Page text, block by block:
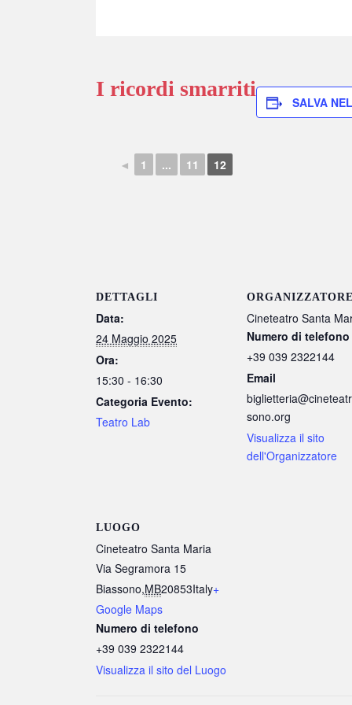
I ricordi smarriti
◄ 1 ... 11 12
SALVA
DETTAGLI
Data:
24 Maggio 2025
Ora:
15:30 - 16:30
Categoria Evento:
Teatro Lab
ORGANIZZATORE
Cineteatro Santa
Numero di telefono
+39 039 2322144
Email
sono.org
Visualizza il sito
dell'Organizzatore
LUOGO
Cineteatro Santa Maria
Via Segramora 15
Biassono,MB20853Italy+
Google Maps
Numero di telefono
+39 039 2322144
Visualizza il sito del Luogo